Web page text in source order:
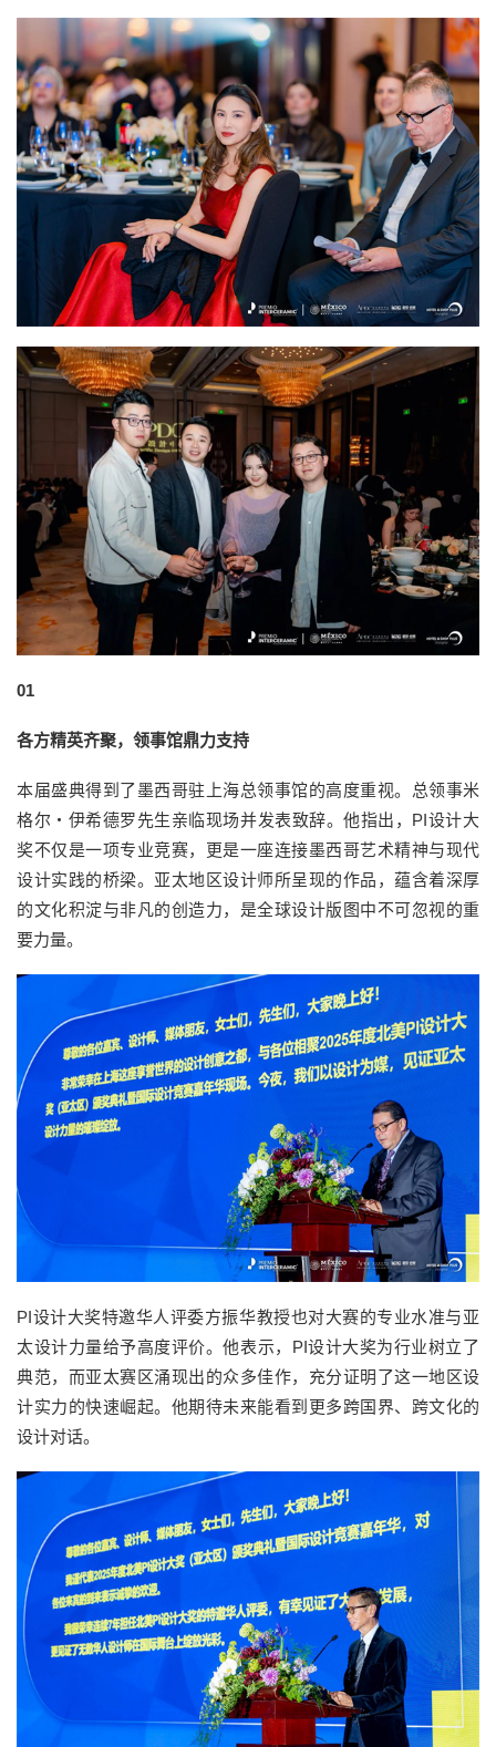
01
各方精英齐聚，领事馆鼎力支持
本届盛典得到了墨西哥驻上海总领事馆的高度重视。总领事米
格尔・伊希德罗先生亲临现场并发表致辞。他指出，PI设计大
奖不仅是一项专业竞赛，更是一座连接墨西哥艺术精神与现代
设计实践的桥梁。亚太地区设计师所呈现的作品，蕴含着深厚
的文化积淀与非凡的创造力，是全球设计版图中不可忽视的重
要力量。
PI设计大奖特邀华人评委方振华教授也对大赛的专业水准与亚
太设计力量给予高度评价。他表示，PI设计大奖为行业树立了
典范，而亚太赛区涌现出的众多佳作，充分证明了这一地区设
计实力的快速崛起。他期待未来能看到更多跨国界、跨文化的
设计对话。